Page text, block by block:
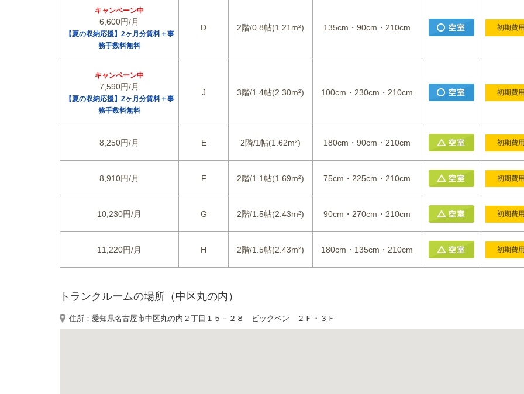
キャンペーン中
6,600円/月
【夏の収納応援】2ヶ月分賃料＋事
務手数料無料
D 2階/0.8帖(1.21m²) 135cm・90cm・210cm 初期費
キャンペーン中
7,590円/月
【夏の収納応援】2ヶ月分賃料＋事
務手数料無料
J 3階/1.4帖(2.30m²) 100cm・230cm・210cm 初期費
8,250円/月 E 2階/1帖(1.62m²) 180cm・90cm・210cm 初期費
8,910円/月 F 2階/1.1帖(1.69m²) 75cm・225cm・210cm 初期費
10,230円/月 G 2階/1.5帖(2.43m²) 90cm・270cm・210cm 初期費
11,220円/月 H 2階/1.5帖(2.43m²) 180cm・135cm・210cm 初期費
トランクルームの場所（中区丸の内）
住所：愛知県名古屋市中区丸の内２丁目１５－２８ ビックベン ２Ｆ・３Ｆ